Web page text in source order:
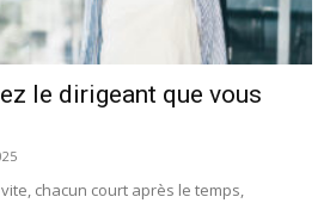
le dirigeant que vous
chacun court après le temps,